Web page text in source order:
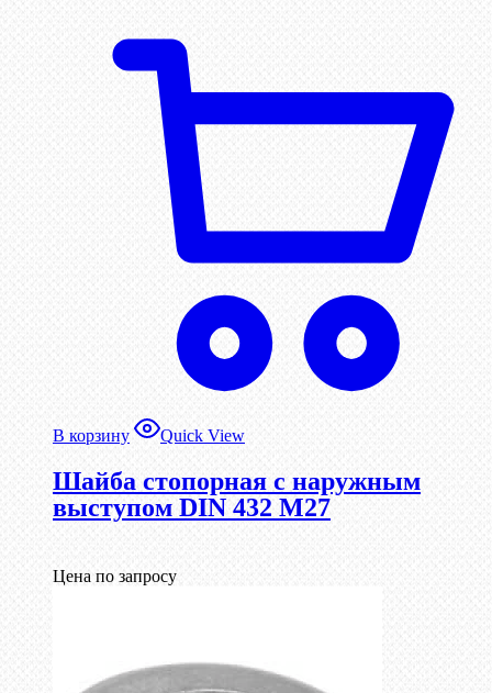
В корзину Quick View
Шайба стопорная с наружным
выступом DIN 432 М27
Цена по запросу